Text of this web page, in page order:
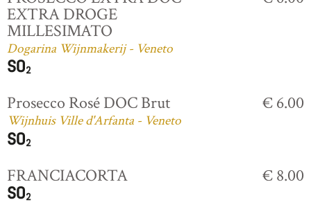
EXTRA DROGE
MILLESIMATO
Dogarina Wijnmakerij - Veneto
Prosecco Rosé DOC Brut
Wijnhuis Ville d'Arfanta - Veneto
€ 6.00
FRANCIACORTA € 8.00